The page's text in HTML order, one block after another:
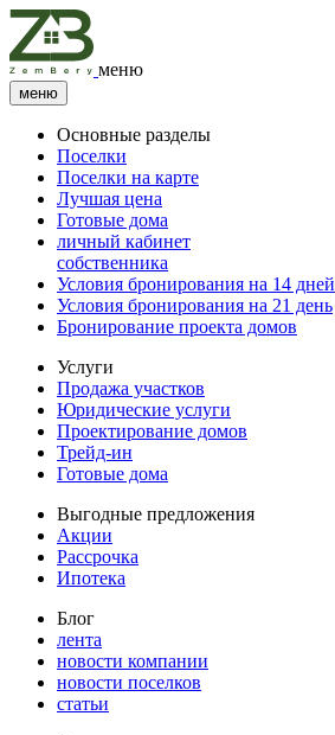
меню
меню
Основные разделы
Поселки
Поселки на карте
Лучшая цена
Готовые дома
личный кабинет
собственника
Условия бронирования на 14 дней
Условия бронирования на 21 день
Бронирование проекта домов
Услуги
Продажа участков
Юридические услуги
Проектирование домов
Трейд-ин
Готовые дома
Выгодные предложения
Акции
Рассрочка
Ипотека
Блог
лента
новости компании
новости поселков
статьи